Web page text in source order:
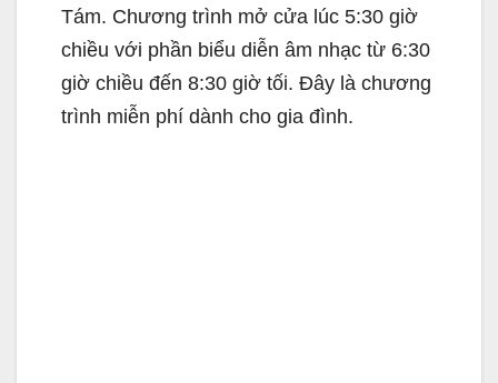
Tám. Chương trình mở cửa lúc 5:30 giờ
chiều với phần biểu diễn âm nhạc từ 6:30
giờ chiều đến 8:30 giờ tối. Đây là chương
trình miễn phí dành cho gia đình.